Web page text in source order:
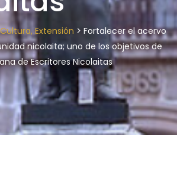
Cultura, Extensión > Fortalecer el acervo
nicolaita; uno de los objetivos de
de Escritores Nicolaitas